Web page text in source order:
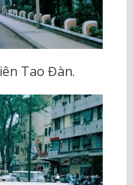
Tao Đàn.